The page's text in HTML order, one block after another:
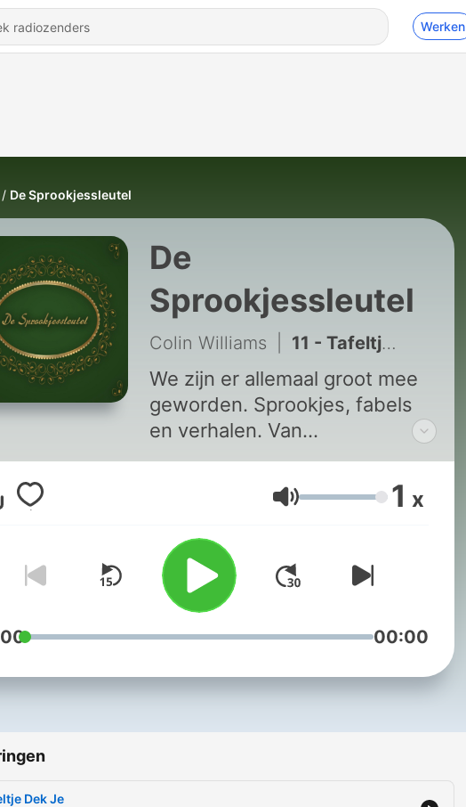
Werken
De Sprookjessleutel
De
Sprookjessleutel
Colin Williams 11 - Tafeltje Dek Je
We zijn er allemaal groot mee
geworden. Sprookjes, fabels
en verhalen. Van
overgrootmoeder tot
achterkleinkind, we kennen
allemaal Roodkapje. Ook
vinden we het allemaal
stiekem heel fijn om
voorgelezen te worden. In
deze podcast hoor je alle
klassieke sprookjes, aangezet
aflevering aan vlak voor het
lekker weg wilt dromen.
Volume 1 x
00:00
Dek Je